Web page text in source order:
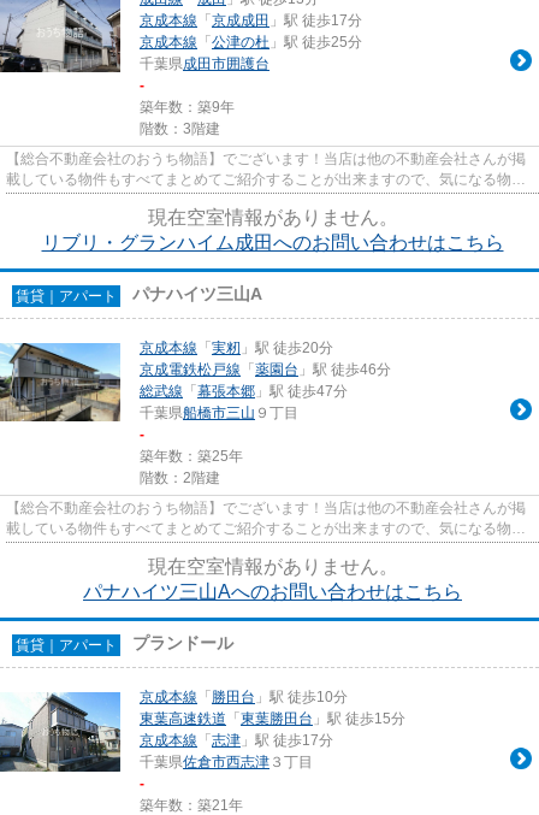
京成本線 「 京成成田 」駅 徒歩17分
京成本線 「 公津の杜 」駅 徒歩25分
千葉県成田市囲護台
-
築年数：築9年
階数：3階建
【総合不動産会社のおうち物語】でございます！当店は他の不動産会社さんが掲
載している物件もすべてまとめてご紹介することが出来ますので、気になる物件
現在空室情報がありません。
リブリ・グランハイム成田へのお問い合わせはこちら
賃貸｜アパート パナハイツ三山A
京成本線 「 実籾 」駅 徒歩20分
京成電鉄松戸線 「 薬園台 」駅 徒歩46分
総武線 「 幕張本郷 」駅 徒歩47分
千葉県船橋市三山 ９丁目
-
築年数：築25年
階数：2階建
【総合不動産会社のおうち物語】でございます！当店は他の不動産会社さんが掲
載している物件もすべてまとめてご紹介することが出来ますので、気になる物件
現在空室情報がありません。
パナハイツ三山Aへのお問い合わせはこちら
賃貸｜アパート プランドール
京成本線 「 勝田台 」駅 徒歩10分
東葉高速鉄道 「 東葉勝田台 」駅 徒歩15分
京成本線 「 志津 」駅 徒歩17分
千葉県佐倉市西志津 ３丁目
-
築年数：築21年